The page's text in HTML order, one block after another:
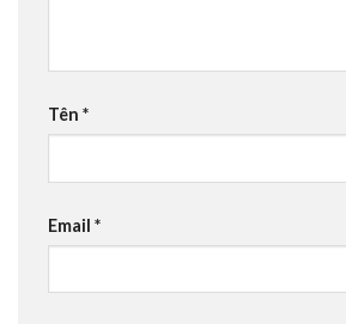
Tên *
Email *